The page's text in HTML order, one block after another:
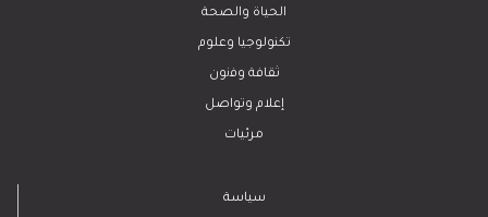
الحياة والصحة
تكنولوجيا وعلوم
ﺛﻘﺎﻓﺔ وﻓﻧون
إعلام وتواصل
مرئيات
سياسة